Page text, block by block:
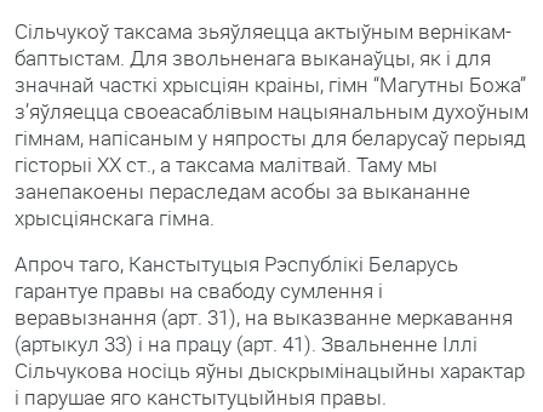
Сільчукоў таксама зьяўляецца актыўным вернікам-
баптыстам. Для звольненага выканаўцы, як і для
значнай часткі хрысціян краіны, гімн “Магутны Божа”
з’яўляецца своеасаблівым нацыянальным духоўным
гімнам, напісаным у няпросты для беларусаў перыяд
гісторыі ХХ ст., а таксама малітвай. Таму мы
занепакоены пераследам асобы за выкананне
хрысціянскага гімна.
Апроч таго, Канстытуцыя Рэспублікі Беларусь
гарантуе правы на свабоду сумлення і
веравызнання (арт. 31), на выказванне меркавання
(артыкул 33) і на працу (арт. 41). Звальненне Іллі
Сільчукова носіць яўны дыскрымінацыйны характар
і парушае яго канстытуцыйныя правы.